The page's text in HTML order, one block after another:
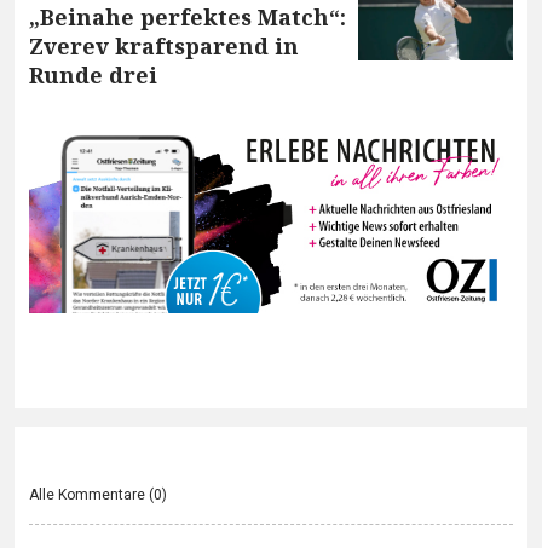
„Beinahe perfektes Match“:
Zverev kraftsparend in
Runde drei
Alle Kommentare (0)